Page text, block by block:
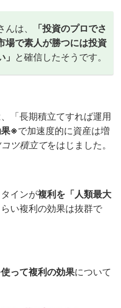
んは、
「投資のプロでさ
場で素人が勝つには投資
と確信したそうです。
「長期積立てすれば運用
果※で加速度的に資産は増
コツ積立てをはじました。
インが複利を「人類最大
い複利の効果は抜群で
って複利の効果について